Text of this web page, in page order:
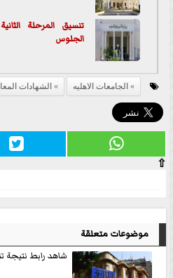
الجلوس
الجامعات الاهليه الشهادات
⇧
موضوعات متعلقة
شاهد رابط نتيجة